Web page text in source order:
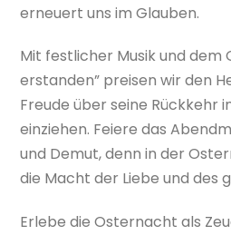
erneuert uns im Glauben.
Mit festlicher Musik und dem
erstanden” preisen wir den
Freude über seine Rückkehr
einziehen. Feiere das
und Demut, denn in der
die Macht der Liebe und des
Erlebe die Osternacht als